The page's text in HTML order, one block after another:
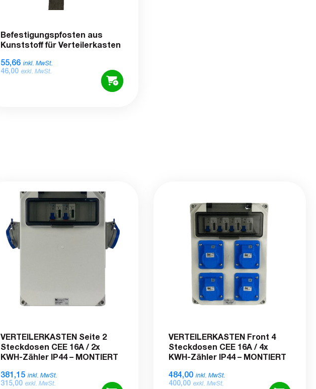
Befestigungspfosten aus
Kunststoff für Verteilerkasten
55,66 inkl. MwSt.
46,00 exkl. MwSt.
VERTEILERKASTEN Seite 2
Steckdosen CEE 16A / 2x
KWH-Zähler IP44 – MONTIERT
381,15 inkl. MwSt.
315,00 exkl. MwSt.
VERTEILERKASTEN Front 4
Steckdosen CEE 16A / 4x
KWH-Zähler IP44 – MONTIERT
484,00 inkl. MwSt.
400,00 exkl. MwSt.